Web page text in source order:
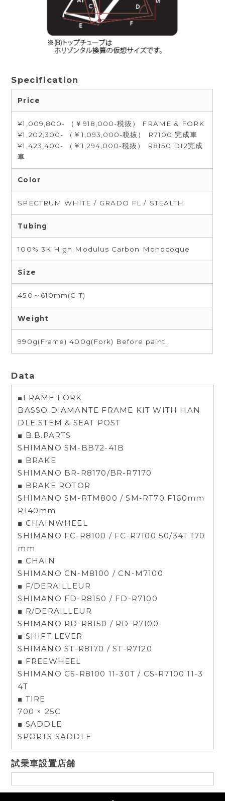
Specification
Price
¥1,009,800- （￥918,000-税抜） FRAME & FORK
¥1,202,300- （￥1,093,000-税抜） R7100 完成車
¥1,423,400- （￥1,294,000-税抜） R8150 DI2完成
車
Color
SPECTRUM WHITE / GRADO FL / STEALTH
Tubing
100% 3K High Modulus Carbon Monocoque
Size
450～610mm(C-T)
Weight
990g(Frame) 400g(Fork) Before paint.
Data
■FRAME FORK
BASSO DIAMANTE FRAME KIT WITH HAN
DLE STEM & SEAT POST
■ B.B.PARTS
SHIMANO SM-BB72-41B
■ BRAKE
SHIMANO BR-R8170/BR-R7170
■ BRAKE ROTOR
SHIMANO SM-RTM800 / SM-RT70 F160mm
R140mm
■ CHAINWHEEL
SHIMANO FC-R8100 / FC-R7100 50/34T 170
mm
■ CHAIN
SHIMANO CN-M8100 / CN-M7100
■ F/DERAILLEUR
SHIMANO FD-R8150 / FD-R7100
■ R/DERAILLEUR
SHIMANO RD-R8150 / RD-R7100
■ SHIFT LEVER
SHIMANO ST-R8170 / ST-R7120
■ FREEWHEEL
SHIMANO CS-R8100 11-30T / CS-R7100 11-3
4T
■ TIRE
700 × 25C
■ SADDLE
SPORTS SADDLE
試乗車設置店舗